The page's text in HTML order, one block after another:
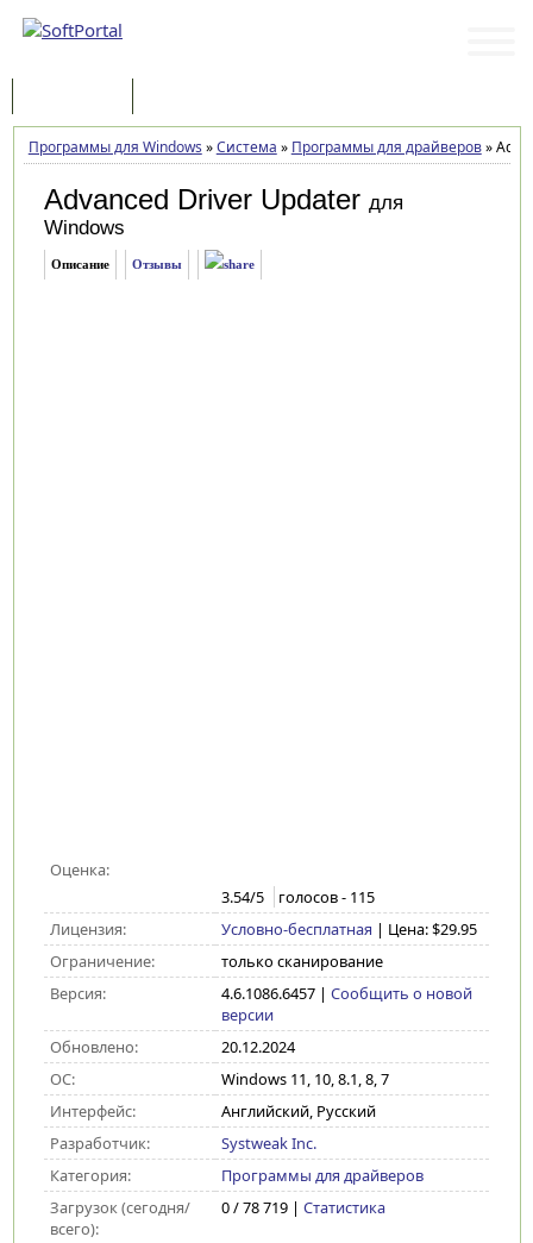
Программы для Windows »Система » Программы для драйверов»
Advanced Driver Updater для
Windows
Описание Отзывы
Оценка:
3.54/5 голосов - 115
Лицензия:
Условно-бесплатная | Цена: $29.95
Ограничение:
только сканирование
Версия:
4.6.1086.6457| Сообщить о новой
версии
Обновлено:
20.12.2024
ОС:
Windows 11, 10, 8.1, 8, 7
Интерфейс:
Английский, Русский
Разработчик:
Systweak Inc.
Категория:
Программы для драйверов
Загрузок (сегодня/
всего):
0 / 78 719 | Статистика